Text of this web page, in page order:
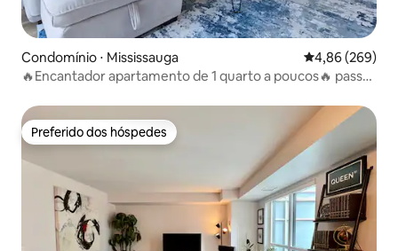
Condomínio ⋅ Mississauga 4,86 de uma
4,86 (269)
🔥Encantador apartamento de 1 quarto a poucos🔥 passos
Preferido dos hóspedes
Preferido dos hóspedes